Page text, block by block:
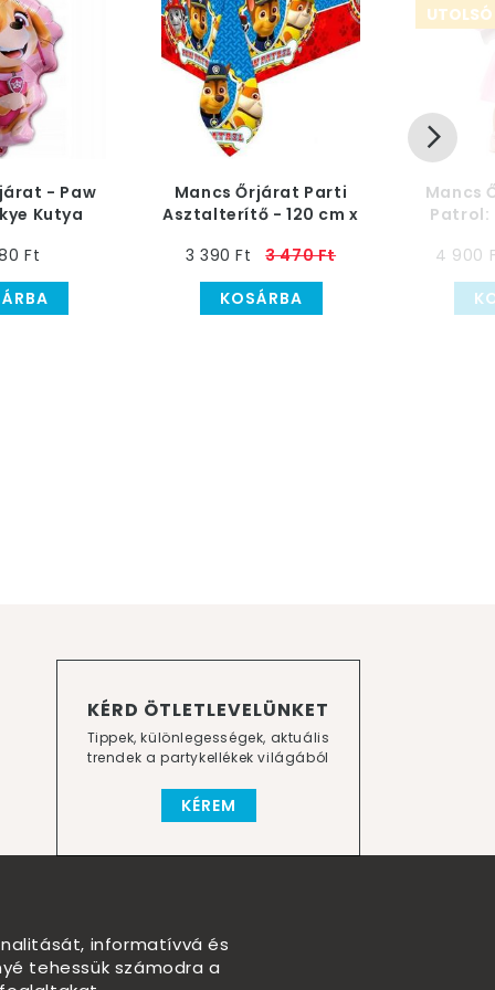
- Paw
Kutya
Ft
Mancs Őrjárat Parti
Asztalterítő - 120 cm x
3 390 Ft
3 470 Ft
KOSÁRBA
Mancs
Patrol:
4 900
KÉRD ÖTLETLEVELÜNKET
Tippek, különlegességek, aktuális
trendek a partykellékek világából
KÉREM
informatívvá és
tehessük számodra a